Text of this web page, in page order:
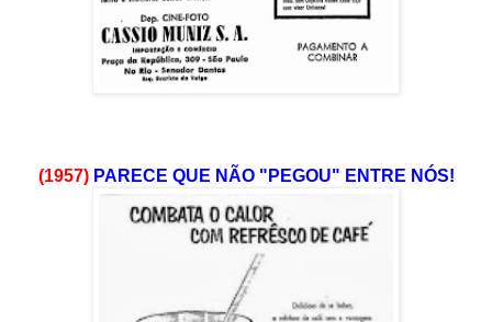
(1957)PARECE QUE NÃO "PEGOU" ENTRE NÓS!